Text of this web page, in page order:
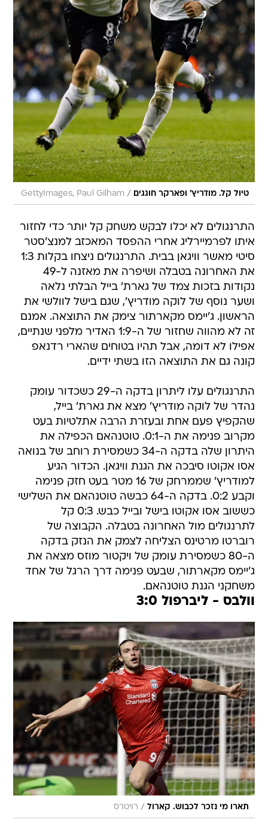
טיול קל. מודריץ' ופארקר חוגגים /
GettyImages, Paul Gilham
התרנגולים לא יכלו לבקש משחק קל יותר כדי לחזור
איתו לפרמיירליג אחרי ההפסד המאכזב למנצ'סטר
סיטי מאשר וויגאן בבית. התרנגולים ניצחו בקלות 1:3
את האחרונה בטבלה ושיפרה את מאזנה ל-49
נקודות בזכות צמד של גארת' בייל הבלתי נלאה
ושער נוסף של לוקה מודריץ', שגם בישל לוולשי את
הראשון. ג'יימס מקארתור צימק את התוצאה. אמנם
זה לא מהווה שחזור של ה-1:9 האדיר מלפני שנתיים,
אפילו לא דומה, אבל תהיו בטוחים שהארי רדנאפ
קונה גם את התוצאה הזו בשתי ידיים.
התרנגולים עלו ליתרון בדקה ה-29 כשכדור עומק
נהדר של לוקה מודריץ' מצא את גארת' בייל,
שהקפיץ פעם אחת ובעזרת הרבה אתלטיות בעט
מקרוב פנימה את ה-0:1. טוטנהאם הכפילה את
היתרון שלה בדקה ה-34 כשמסירת רוחב של בנואה
אסו אקוטו סיבכה את הגנת וויגאן. הכדור הגיע
למודריץ' שממרחק של 16 מטר בעט חזק פנימה
וקבע 0:2. בדקה ה-64 כבשה טוטנהאם את השלישי
כששוב אסו אקוטו בישל ובייל כבש. 0:3 קל
לתרנגולים מול האחרונה בטבלה. הקבוצה של
רוברטו מרטינס הצליחה לצמק את הנזק בדקה
ה-80 כשמסירת עומק של ויקטור מוזס מצאה את
ג'יימס מקארתור, שבעט פנימה דרך הרגל של אחד
משחקני הגנת טוטנהאם.
וולבס - ליברפול 3:0
תארו מי נזכר לכבוש. קארול / רויטרס